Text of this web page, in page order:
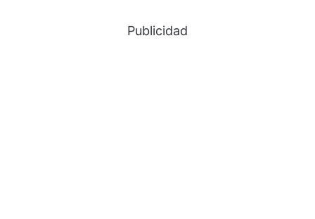
Publicidad